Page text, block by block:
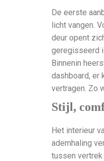
De eerste
licht vangen.
deur opent
geregisseerd
Binnenin
dashboard, er
vertragen. Zo
Stijl,
Het interieur
ademhaling
tussen vertrek